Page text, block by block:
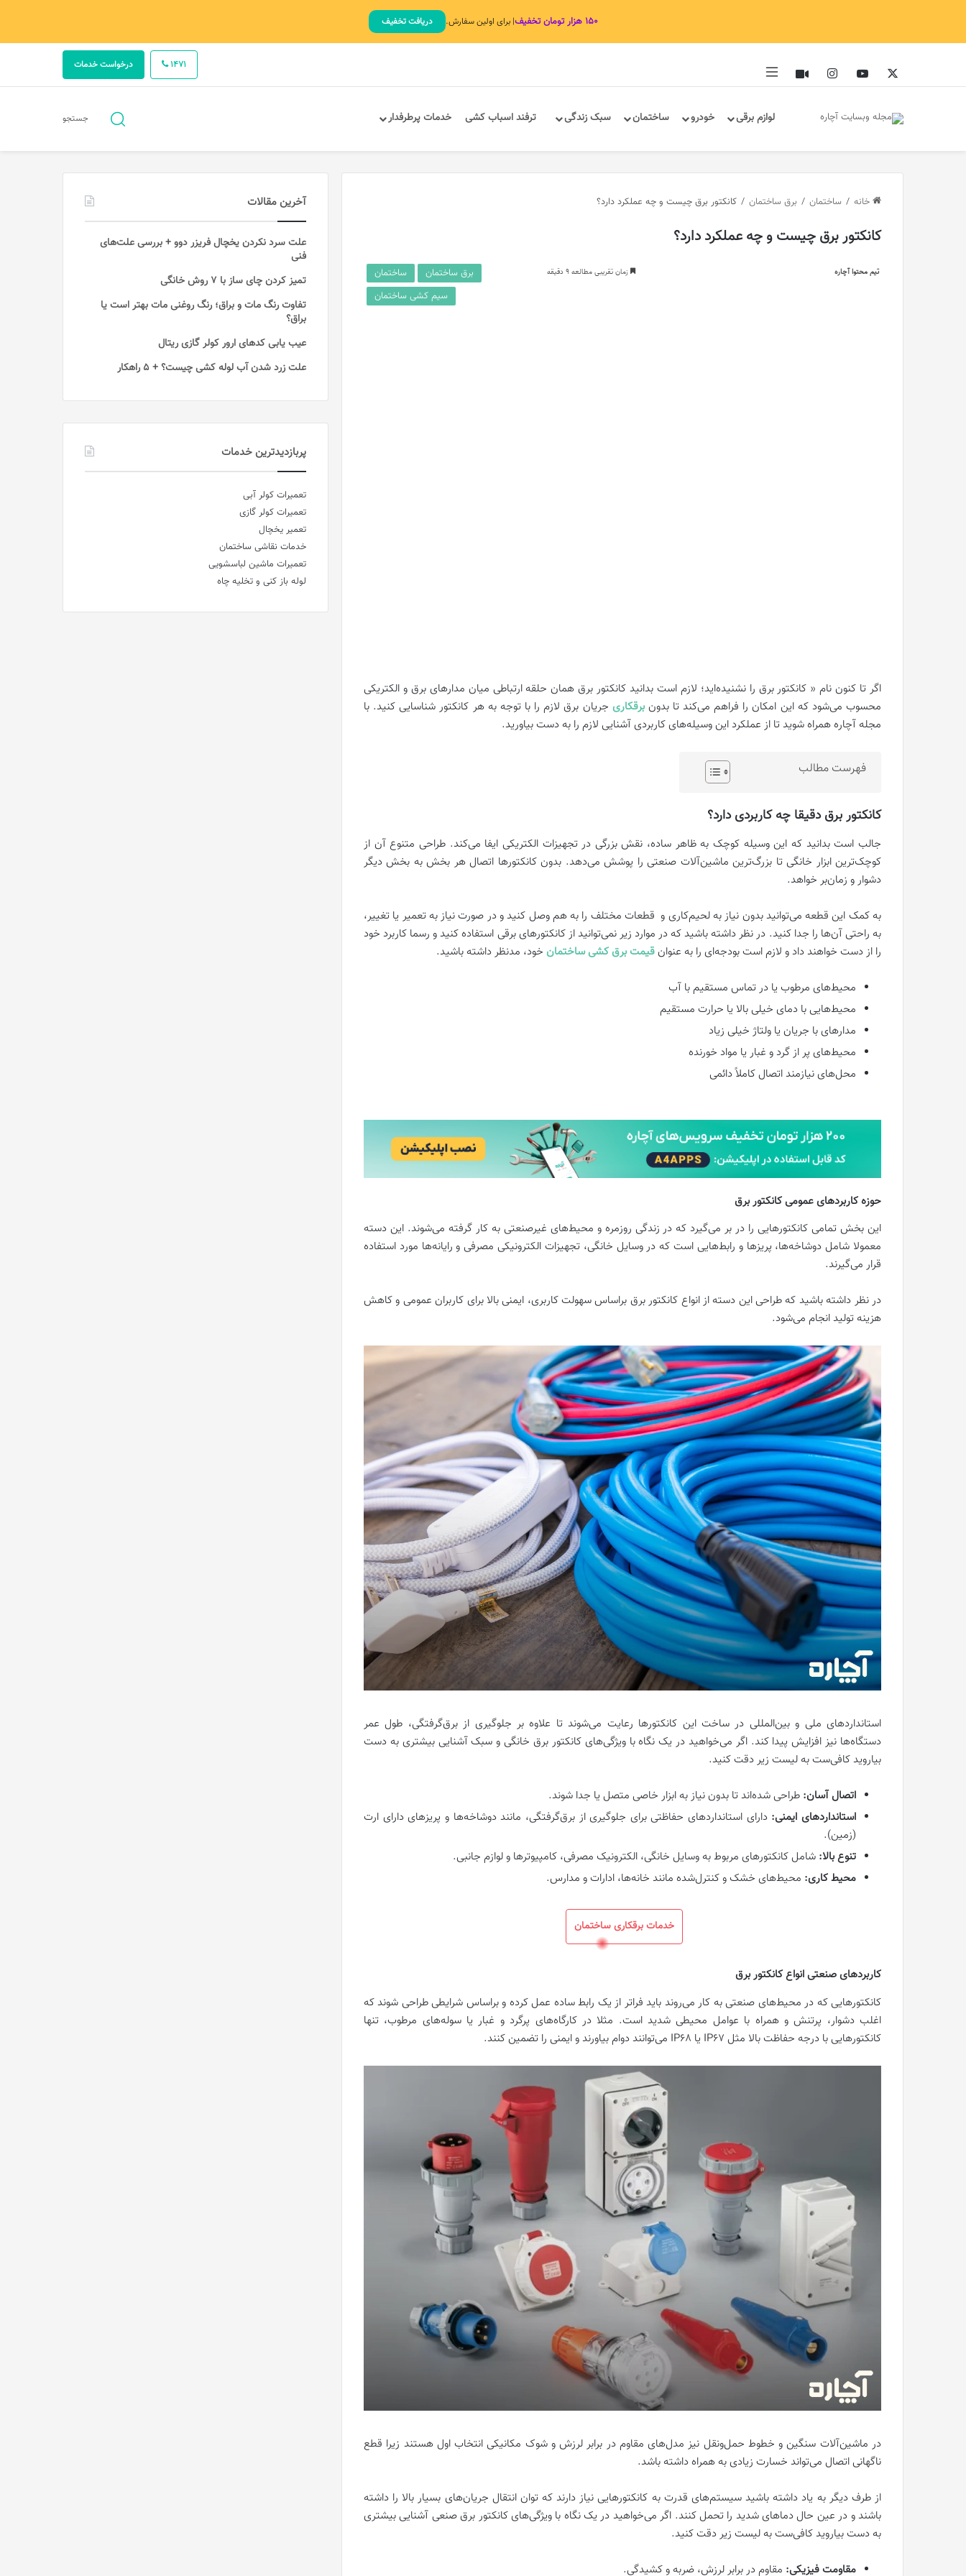
۱۵۰ هزار تومان تخفیف | برای اولین سفارش. دریافت تخفیف
ایکس یوتیوب اینستاگرام آپارات درخواست خدمات 1471
لوازم برقی خودرو ساختمان سبک زندگی ترفند اسباب کشی خدمات پرطرفدار جستجوجستجو
خانه / ساختمان / برق ساختمان / کانکتور برق چیست و چه عملکرد دارد؟
کانکتور برق چیست و چه عملکرد دارد؟
تیم محتوا آچاره زمان تقریبی مطالعه 9 دقیقه برق ساختمان
ساختمان
سیم‌ کشی ساختمان
اگر تا کنون نام « کانکتور برق را نشنیده‌اید؛ لازم است بدانید کانکتور برق همان حلقه ارتباطی میان مدارهای برق و الکتریکی
محسوب می‌شود که این امکان را فراهم می‌کند تا بدونبرقکاری جریان برق لازم را با توجه به هر کانکتور شناسایی کنید. با
مجله آچاره همراه شوید تا از عملکرد این وسیله‌های کاربردی آشنایی لازم را به دست بیاورید.
فهرست مطالب
کانکتور برق دقیقا چه کاربردی دارد؟
جالب است بدانید که این وسیله کوچک به ظاهر ساده، نقش بزرگی در تجهیزات الکتریکی ایفا می‌کند. طراحی متنوع آن از
کوچک‌ترین ابزار خانگی تا بزرگ‌ترین ماشین‌آلات صنعتی را پوشش می‌دهد. بدون کانکتورها اتصال هر بخش به بخش دیگر
دشوار و زمان‌بر خواهد.
به کمک این قطعه می‌توانید بدون نیاز به لحیم‌کاری و قطعات مختلف را به هم وصل کنید و در صورت نیاز به تعمیر یا تغییر،
به راحتی آن‌ها را جدا کنید. در نظر داشته باشید که در موارد زیر نمی‌توانید از کانکتورهای برقی استفاده کنید و رسما کاربرد خود
را از دست خواهند داد و لازم است بودجه‌ای را به عنوانقیمت برق کشی ساختمان خود، مدنظر داشته باشید.
محیط‌های مرطوب یا در تماس مستقیم با آب
محیط‌هایی با دمای خیلی بالا یا حرارت مستقیم
مدارهای با جریان یا ولتاژ خیلی زیاد
محیط‌های پر از گرد و غبار یا مواد خورنده
محل‌های نیازمند اتصال کاملاً دائمی
حوزه کاربردهای عمومی کانکتور برق
این بخش تمامی کانکتورهایی را در بر می‌گیرد که در زندگی روزمره و محیط‌های غیرصنعتی به کار گرفته می‌شوند. این دسته
معمولا شامل دوشاخه‌ها، پریزها و رابط‌هایی است که در وسایل خانگی، تجهیزات الکترونیکی مصرفی و رایانه‌ها مورد استفاده
قرار می‌گیرند.
در نظر داشته باشید که طراحی این دسته از انواع کانکتور برق براساس سهولت کاربری، ایمنی بالا برای کاربران عمومی و کاهش
هزینه تولید انجام می‌شود.
استانداردهای ملی و بین‌المللی در ساخت این کانکتورها رعایت می‌شوند تا علاوه بر جلوگیری از برق‌گرفتگی، طول عمر
دستگاه‌ها نیز افزایش پیدا کند. اگر می‌خواهید در یک نگاه با ویژگی‌های کانکتور برق خانگی و سبک آشنایی بیشتری به دست
بیاروید کافی‌ست به لیست زیر دقت کنید.
اتصال آسان: طراحی شده‌اند تا بدون نیاز به ابزار خاصی متصل یا جدا شوند.
استانداردهای ایمنی: دارای استانداردهای حفاظتی برای جلوگیری از برق‌گرفتگی، مانند دوشاخه‌ها و پریزهای دارای ارت
(زمین).
تنوع بالا: شامل کانکتورهای مربوط به وسایل خانگی، الکترونیک مصرفی، کامپیوترها و لوازم جانبی.
محیط کاری: محیط‌های خشک و کنترل‌شده مانند خانه‌ها، ادارات و مدارس.
خدمات برقکاری ساختمان
کاربردهای صنعتی انواع کانکتور برق
کانکتورهایی که در محیط‌های صنعتی به کار می‌روند باید فراتر از یک رابط ساده عمل کرده و براساس شرایطی طراحی شوند که
اغلب دشوار، پرتنش و همراه با عوامل محیطی شدید است. مثلا در کارگاه‌های پرگرد و غبار یا سوله‌های مرطوب، تنها
کانکتورهایی با درجه حفاظت بالا مثل IP67 یا IP68 می‌توانند دوام بیاورند و ایمنی را تضمین کنند.
در ماشین‌آلات سنگین و خطوط حمل‌ونقل نیز مدل‌های مقاوم در برابر لرزش و شوک مکانیکی انتخاب اول هستند زیرا قطع
ناگهانی اتصال می‌تواند خسارت زیادی به همراه داشته باشد.
از طرف دیگر به یاد داشته باشید سیستم‌های قدرت به کانکتورهایی نیاز دارند که توان انتقال جریان‌های بسیار بالا را داشته
باشند و در عین حال دماهای شدید را تحمل کنند. اگر می‌خواهید در یک نگاه با ویژگی‌های کانکتور برق صنعی آشنایی بیشتری
به دست بیاروید کافی‌ست به لیست زیر دقت کنید.
مقاومت فیزیکی: مقاوم در برابر لرزش، ضربه و کشیدگی.
آخرین مقالات
علت سرد نکردن یخچال فریزر دوو + بررسی علت‌های
فنی
تمیز کردن چای ساز با ۷ روش خانگی
تفاوت رنگ مات و براق؛ رنگ روغنی مات بهتر است یا
براق؟
عیب یابی کدهای ارور کولر گازی ریتال
علت زرد شدن آب لوله کشی چیست؟ + 5 راهکار
پربازدیدترین خدمات
تعمیرات کولر آبی
تعمیرات کولر گازی
تعمیر یخچال
خدمات نقاشی ساختمان
تعمیرات ماشین لباسشویی
لوله باز کنی و تخلیه چاه